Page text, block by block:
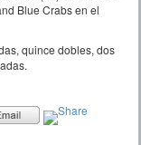
Blue Crabs en el
quince dobles, dos